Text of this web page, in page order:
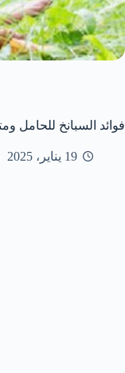
فوائد السبانخ للحامل
19 يناير، 2025